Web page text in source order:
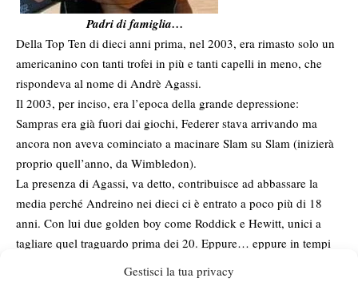
Gestisci la tua privacy
Padri di famiglia…
Della Top Ten di dieci anni prima, nel 2003, era rimasto solo un
americanino con tanti trofei in più e tanti capelli in meno, che
rispondeva al nome di Andrè Agassi.
Il 2003, per inciso, era l’epoca della grande depressione:
Sampras era già fuori dai giochi, Federer stava arrivando ma
ancora non aveva cominciato a macinare Slam su Slam (inizierà
proprio quell’anno, da Wimbledon).
La presenza di Agassi, va detto, contribuisce ad abbassare la
media perché Andreino nei dieci ci è entrato a poco più di 18
anni. Con lui due golden boy come Roddick e Hewitt, unici a
tagliare quel traguardo prima dei 20. Eppure… eppure in tempi
inserire agevolmente. Niente da fare.